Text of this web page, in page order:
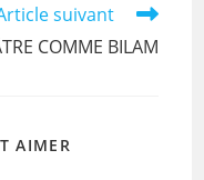
suivant
COMME BILAM
AIMER